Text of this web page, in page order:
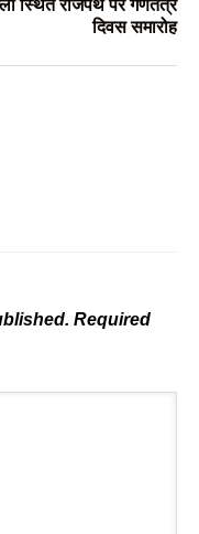
स्थित राजपथ पर गणतंत्र
दिवस समारोह
Required